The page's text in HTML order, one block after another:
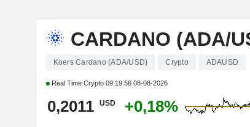
CARDANO (ADA/
Koers Cardano (ADA/USD) Crypto ADAUSD
Real Time Crypto 09:19:56 08-08-2026
0,2011 USD +0,18%